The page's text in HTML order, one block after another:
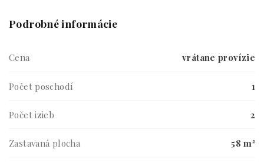
Podrobné informácie
Cena vrátane provízie
Počet poschodí 1
Počet izieb 2
Zastavaná plocha 58 m²